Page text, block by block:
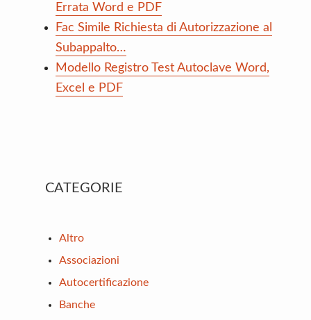
Errata Word e PDF
Fac Simile Richiesta di Autorizzazione al
Subappalto…
Modello Registro Test Autoclave Word,
Excel e PDF
Primary
CATEGORIE
Altro
Associazioni
Autocertificazione
Banche